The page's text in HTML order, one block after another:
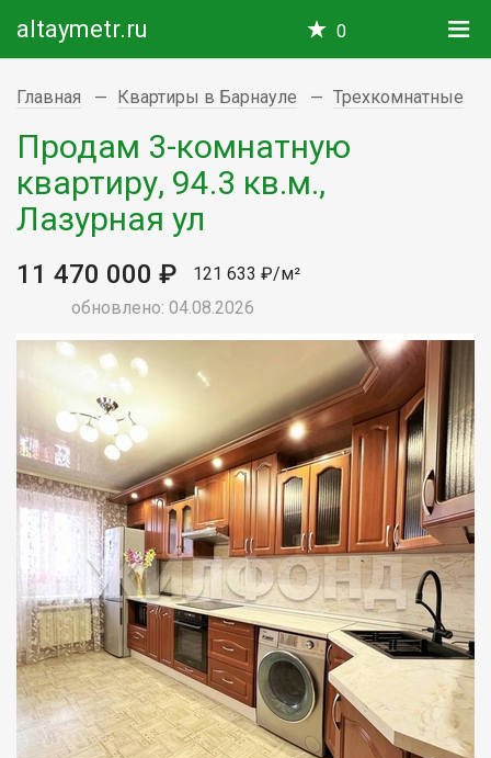
altaymetr.ru 0
Главная Квартиры в Барнауле Трехкомнатные
Продам 3-комнатную
квартиру, 94.3 кв.м.,
Лазурная ул
11 470 000 ₽
121 633 ₽/м²
обновлено: 04.08.2026